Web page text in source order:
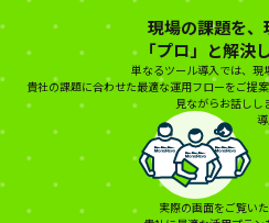
現場の課題を、
「プロ」と解決
単なるツール導入では、現
貴社の課題に合わせた最適な運用フローをご提
見ながらお話しし
実際の画面をご覧いた